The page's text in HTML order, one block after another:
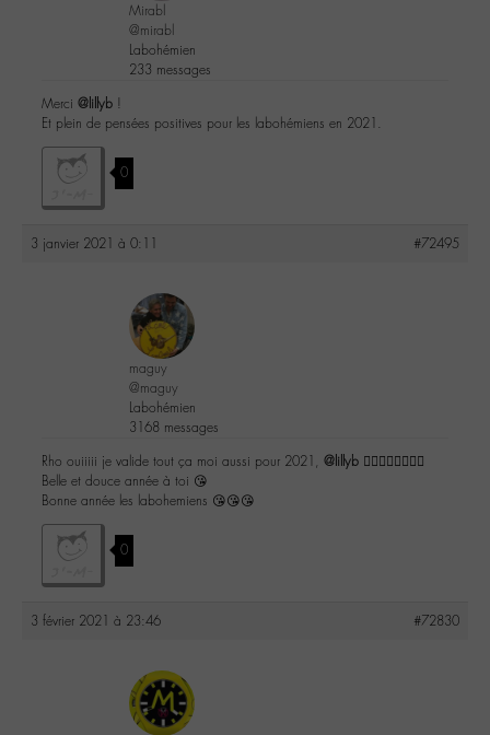
Mirabl
@mirabl
Labohémien
233 messages
Merci @lillyb !
Et plein de pensées positives pour les labohémiens en 2021.
0
3 janvier 2021 à 0:11 #72495
maguy
@maguy
Labohémien
3168 messages
Rho ouiiiii je valide tout ça moi aussi pour 2021, @lillyb 👌🏾🤞🏽🤞🏽🤞🏽
Belle et douce année à toi 😘
Bonne année les labohemiens 😘😘😘
0
3 février 2021 à 23:46 #72830